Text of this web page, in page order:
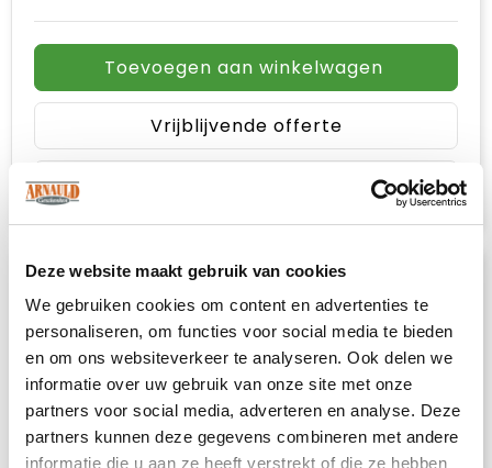
Deze website maakt gebruik van cookies
We gebruiken cookies om content en advertenties te
personaliseren, om functies voor social media te bieden
en om ons websiteverkeer te analyseren. Ook delen we
informatie over uw gebruik van onze site met onze
partners voor social media, adverteren en analyse. Deze
partners kunnen deze gegevens combineren met andere
informatie die u aan ze heeft verstrekt of die ze hebben
Toevoegen aan winkelwagen
Vrijblijvende offerte